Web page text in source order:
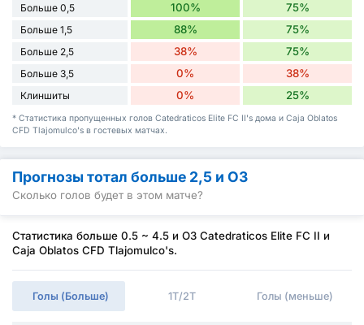
Больше 0,5
100% 75%
Больше 1,5 88% 75%
Больше 2,5 38% 75%
Больше 3,5 0% 38%
Клиншиты 0% 25%
* Статистика пропущенных голов Catedraticos Elite FC II's дома и Caja Oblatos
CFD Tlajomulco's в гостевых матчах.
Прогнозы тотал больше 2,5 и ОЗ
Сколько голов будет в этом матче?
Статистика больше 0.5 ~ 4.5 и ОЗ Catedraticos Elite FC II и
Caja Oblatos CFD Tlajomulco's.
Голы (Больше) 1Т/2Т Голы (меньше)